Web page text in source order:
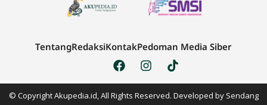
TentangRedaksiKontakPedoman Media Siber
© Copyright Akupedia.id, All Rights Reserved. Developed by Sendang